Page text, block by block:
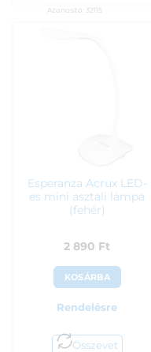
Azonosító:
32115
Esperanza Acrux LED-
es mini asztali lámpa
(fehér)
2 890 Ft
KOSÁRBA
Rendelésre
Összevet